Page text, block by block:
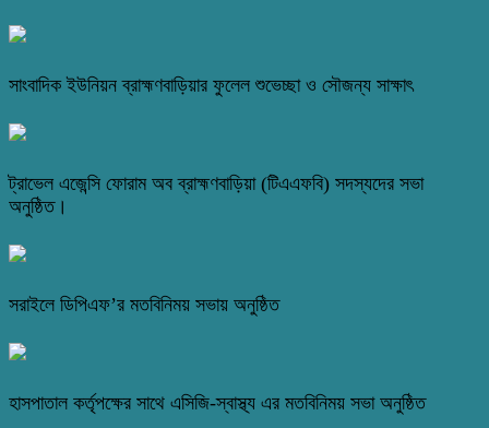
সাংবাদিক ইউনিয়ন ব্রাহ্মণবাড়িয়ার ফুলেল শুভেচ্ছা ও সৌজন্য সাক্ষাৎ
ট্রাভেল এজেন্সি ফোরাম অব ব্রাহ্মণবাড়িয়া (টিএএফবি) সদস্যদের সভা
অনুষ্ঠিত।
সরাইলে ডিপিএফ’র মতবিনিময় সভায় অনুষ্ঠিত
হাসপাতাল কর্তৃপক্ষের সাথে এসিজি-স্বাস্থ্য এর মতবিনিময় সভা অনুষ্ঠিত